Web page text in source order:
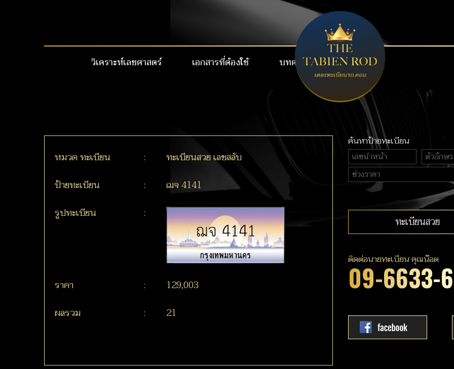
วิเคราะห์เลขศาสตร์ เอกสารที่ต้องใช้ บทความ
เบอร์สวย VIP
หมวด ทะเบียน :
ทะเบียนสวย เลขสลับ
ป้ายทะเบียน
:
ฌจ 4141
รูปทะเบียน
:
ราคา :
129,003
ผลรวม
: 21
ค้นหาป้ายทะเบียน
ทะเบียนสวย
ติดต่อนายทะเบียน คุณน๊อต
09-6633-